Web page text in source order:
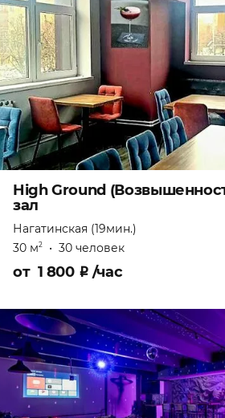
High Ground
зал
Нагатинская (19мин.)
30 м2 • 30 человек
от 1 800 ₽ /час